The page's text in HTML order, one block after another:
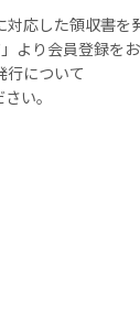
応した領収書を
より会員登録をお
行について
い。